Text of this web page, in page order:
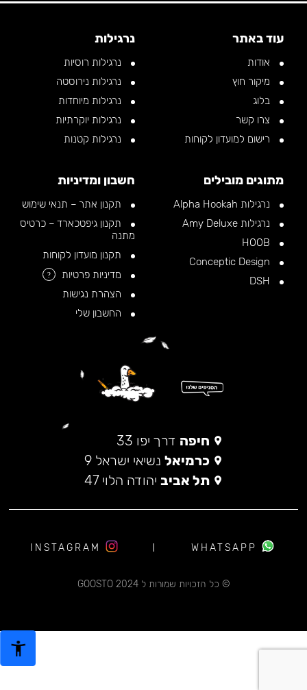
עוד באתר
אודות
מיקור חוץ
בלוג
צרו קשר
רישום למועדון לקוחות
נרגילות
נרגילות רוסיות
נרגילות נירוסטה
נרגילות מיוחדות
נרגילות יוקרתיות
נרגילות קטנות
מתוגים מובילים
נרגילות Alpha Hookah
נרגילות Amy Deluxe
חשבון ומדיניות
תקנון אתר – תנאי שימוש
תקנון גיפטכארד – כרטיס
מתנה
תקנון מועדון לקוחות
מדיניות פרטיות
?
הצהרת נגישות
החשבון שלי
חיפה דרך יפו 33
כרמיאל נשיאי ישראל 9
תל אביב יהודה הלוי 47
© כל הזכויות שמורות ל 2024 GOOSTO
WHATSAPP
INSTAGRAM